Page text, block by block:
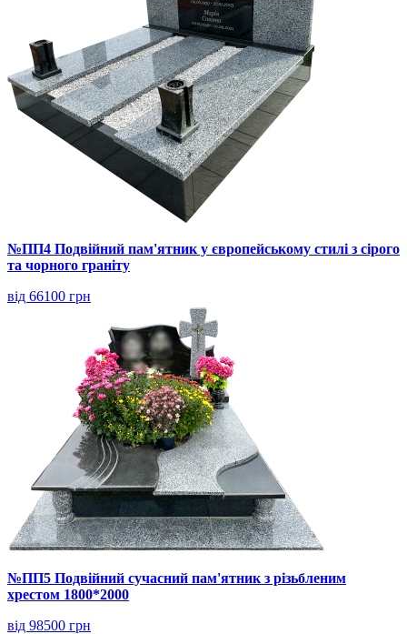
№ПП4 Подвійний пам'ятник у європейському стилі з сірого
та чорного граніту
від 66100 грн
№ПП5 Подвійний сучасний пам'ятник з різьбленим
хрестом 1800*2000
від 98500 грн